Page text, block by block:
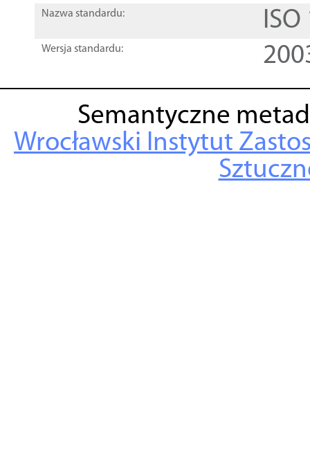
Nazwa standardu:
Wersja standardu:
Semantyczne
Wrocławski Instytut